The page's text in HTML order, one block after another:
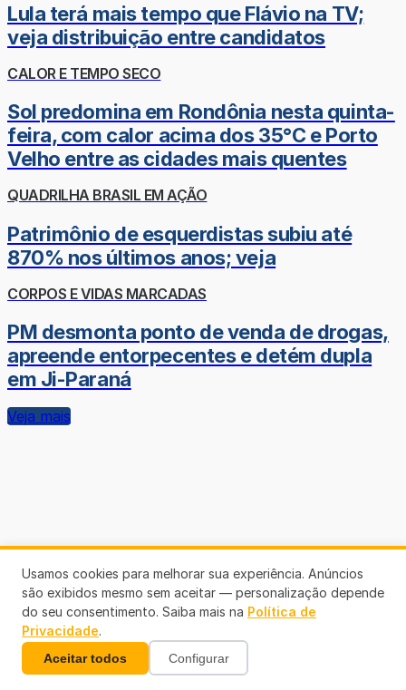
Lula terá mais tempo que Flávio na TV;
veja distribuição entre candidatos
CALOR E TEMPO SECO
Sol predomina em Rondônia nesta quinta-
feira, com calor acima dos 35°C e Porto
Velho entre as cidades mais quentes
QUADRILHA BRASIL EM AÇÃO
Patrimônio de esquerdistas subiu até
870% nos últimos anos; veja
CORPOS E VIDAS MARCADAS
PM desmonta ponto de venda de drogas,
apreende entorpecentes e detém dupla
em Ji-Paraná
Veja mais
Usamos cookies para melhorar sua experiência. Anúncios
são exibidos mesmo sem aceitar — personalização depende
do seu consentimento. Saiba mais na Política de
Privacidade.
Aceitar todos Configurar